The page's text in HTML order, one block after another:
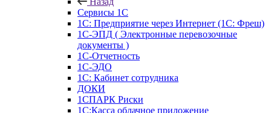
Сервисы 1С
1С: Предприятие через Интернет (1С: Фреш)
1С-ЭПД ( Электронные перевозочные
документы )
1С-Отчетность
1С-ЭДО
1С: Кабинет сотрудника
ДОКИ
1СПАРК Риски
1С:Касса облачное приложение